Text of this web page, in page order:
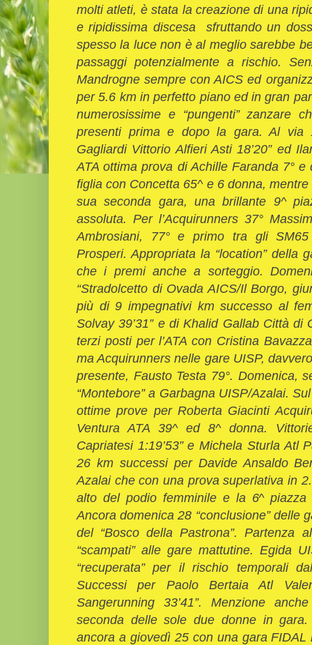
molti atleti, è stata la creazione di una
e ripidissima discesa sfruttando un
spesso la luce non è al meglio sarebbe
passaggi potenzialmente a rischio.
Mandrogne sempre con AICS ed
per5.6 km in perfetto piano ed in gran
numerosissime e “pungenti” zanzare
presenti prima e dopo la gara. Al via
Gagliardi Vittorio Alfieri Asti 18’20” ed
ATA ottima prova di Achille Faranda 7° e
figlia con Concetta 65^ e 6 donna,
sua seconda gara, una brillante 9^
assoluta. Per l’Acquirunners 37°
Ambrosiani, 77° e primo tra gli
Prosperi. Appropriata la “location” della
che i premi anche a sorteggio.
“Stradolcetto di Ovada AICS/Il Borgo,
più di 9 impegnativi km successo al
Solvay 39’31” e di Khalid Gallab Città di
terzi posti per l’ATA con Cristina
ma Acquirunners nelle gare UISP,
presente, Fausto Testa 79°. Domenica,
“Montebore” a Garbagna UISP/Azalai.
ottime prove per Roberta Giacinti
Ventura ATA 39^ ed 8^ donna.
Capriatesi 1:19’53” e Michela Sturla Atl
26 km successi per Davide Ansaldo
Azalai che con una prova superlativa in
alto del podio femminile e la 6^
Ancora domenica 28 “conclusione”
del “Bosco della Pastrona”. Partenza
“scampati” alle gare mattutine. Egida
“recuperata” per il rischio temporali
Successi per Paolo Bertaia Atl
Sangerunning 33’41”. Menzione
seconda delle sole due donne in
ancora a giovedì 25 con una gara